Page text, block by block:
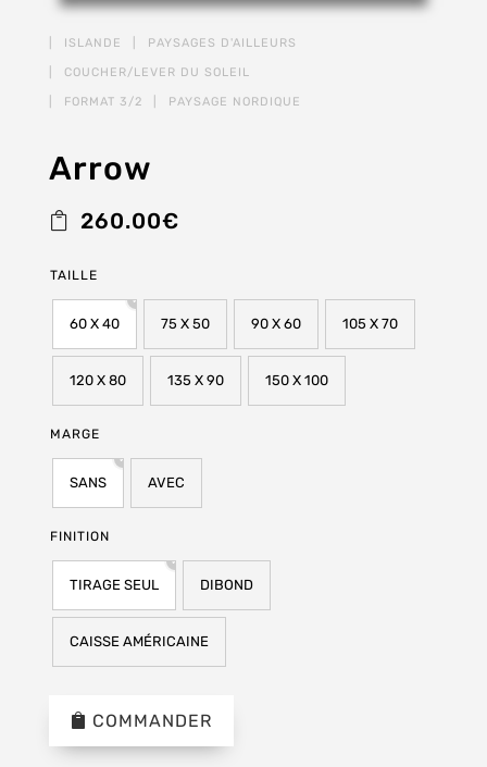
Arrow
260.00€
TAILLE
60 X 40 75 X 50 90 X 60 105 X 70
120 X 80 135 X 90 150 X 100
MARGE
SANS AVEC
FINITION
TIRAGE SEUL DIBOND
CAISSE AMÉRICAINE
COMMANDER